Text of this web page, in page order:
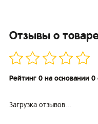
Отзывы о
Рейтинг 0 на основании 0
Загрузка отзывов...